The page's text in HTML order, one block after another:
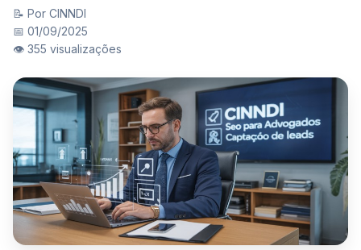
📝 Por CINNDI
📅 01/09/2025
👁️ 355 visualizações